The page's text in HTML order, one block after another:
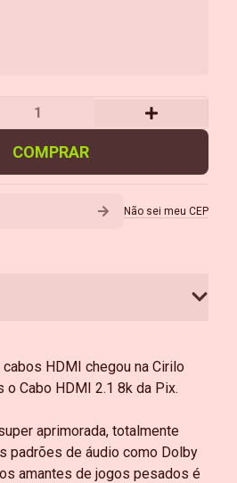
COMPRAR
Não sei meu CEP
HDMI chegou na Cirilo
o Cabo HDMI 2.1 8k da Pix.
aprimorada, totalmente
padrões de áudio como Dolby
amantes de jogos pesados é